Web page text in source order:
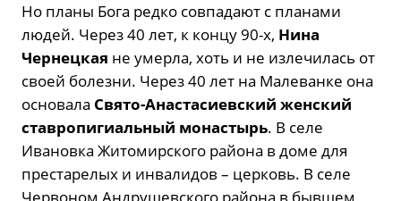
Но планы Бога редко совпадают с планами
людей. Через 40 лет, к концу 90-х, Нина
Чернецкая не умерла, хоть и не излечилась от
своей болезни. Через 40 лет на Малеванке она
основала Свято-Анастасиевский женский
ставропигиальный монастырь. В селе
Ивановка Житомирского района в доме для
престарелых и инвалидов – церковь. В селе